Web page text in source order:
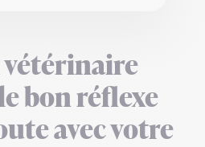
vétérinaire
bon réflexe
avec votre